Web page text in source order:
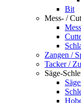
Bit
Mess- /
Zangen /
Tacker /
Säge-